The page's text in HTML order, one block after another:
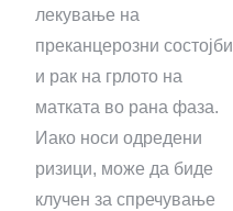
лекување на
преканцерозни состојби
и рак на грлото на
матката во рана фаза.
Иако носи одредени
ризици, може да биде
клучен за спречување